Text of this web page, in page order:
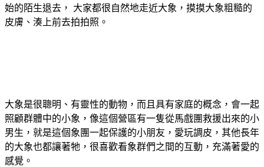
始的陌生退去， 大家都很自然地走近大象，摸摸大象粗糙的
皮膚、湊上前去拍拍照。
大象是很聰明、有靈性的動物，而且具有家庭的概念，會一起
照顧群體中的小象，像這個營區有一隻從馬戲團救援出來的小
男生，就是這個象團一起保護的小朋友，愛玩調皮，其他長年
的大象也都讓著牠，很喜歡看象群們之間的互動，充滿著愛的
感覺。